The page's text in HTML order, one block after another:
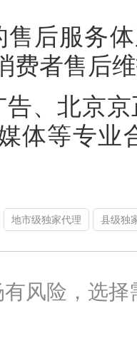
服务体
费者售后
北京京
体等专业
地市级独家代理 县级独
有风险，选